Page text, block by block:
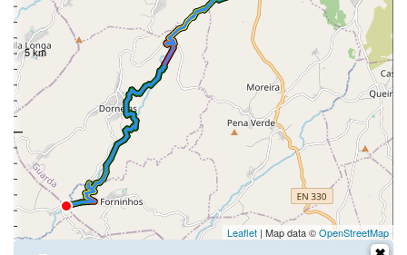
Leaflet | Map data ©OpenStreetMap